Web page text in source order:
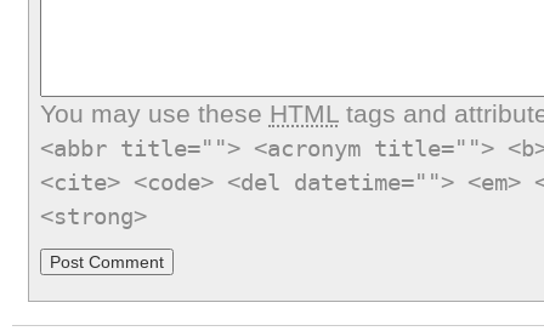
You may use these HTMLtags and
<abbr title=""> <acronym title="">
<cite> <code> <del datetime="">
<strong>